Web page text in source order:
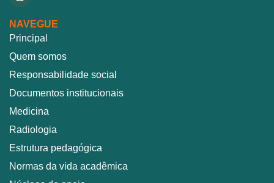
NAVEGUE
Principal
Quem somos
Responsabilidade social
Documentos institucionais
Medicina
Radiologia
Estrutura pedagógica
Normas da vida acadêmica